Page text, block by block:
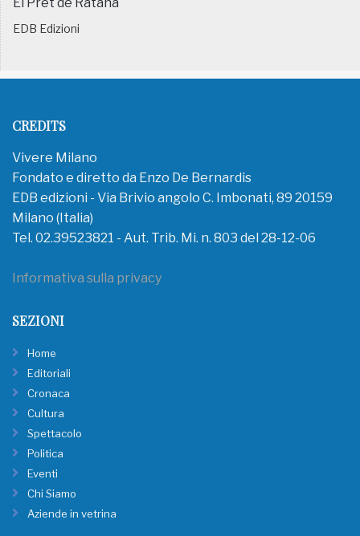
EDB Edizioni
CREDITS
Vivere Milano
Fondato e diretto da Enzo De Bernardis
EDB edizioni - Via Brivio angolo C. Imbonati, 89 20159
Milano (Italia)
Tel. 02.39523821 - Aut. Trib. Mi. n. 803 del 28-12-06
Informativa sulla privacy
SEZIONI
Home
Editoriali
Cronaca
Cultura
Spettacolo
Politica
Eventi
Chi Siamo
Aziende in vetrina